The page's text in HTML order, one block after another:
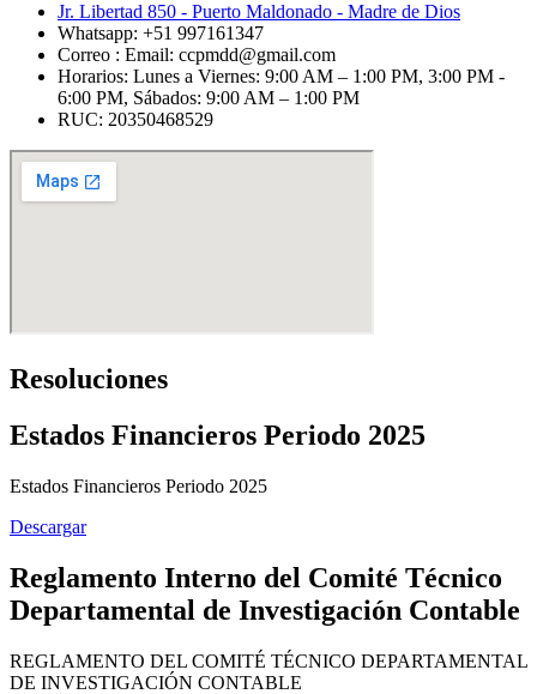
Jr. Libertad 850 - Puerto Maldonado - Madre de Dios
Whatsapp: +51 997161347
Correo : Email: ccpmdd@gmail.com
Horarios: Lunes a Viernes: 9:00 AM – 1:00 PM, 3:00 PM -
6:00 PM, Sábados: 9:00 AM – 1:00 PM
RUC: 20350468529
Resoluciones
Estados Financieros Periodo 2025
Estados Financieros Periodo 2025
Descargar
Reglamento Interno del Comité Técnico
Departamental de Investigación Contable
REGLAMENTO DEL COMITÉ TÉCNICO DEPARTAMENTAL
DE INVESTIGACIÓN CONTABLE